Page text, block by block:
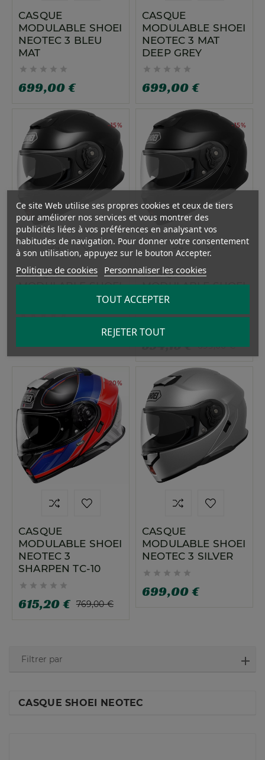
CASQUE
MODULABLE SHOEI
NEOTEC 3 BLEU
MAT
    
699,00 €
CASQUE
MODULABLE SHOEI
NEOTEC 3 MAT
DEEP GREY
    
699,00 €
-15%
CASQUE
MODULABLE SHOEI
NEOTEC 3 NOIR

669,00 €
-15%
CASQUE
MODULABLE SHOEI
NEOTEC 3 NOIR
 
594,15 € 699,00 €
-20%
CASQUE
MODULABLE SHOEI
NEOTEC 3
SHARPEN TC-10
    
615,20 € 769,00 €
CASQUE
MODULABLE SHOEI
NEOTEC 3 SILVER
    
699,00 €
Filtrer par
CASQUE SHOEI NEOTEC
Ce site Web utilise ses propres cookies et ceux de tiers
pour améliorer nos services et vous montrer des
publicités liées à vos préférences en analysant vos
habitudes de navigation. Pour donner votre consentement
à son utilisation, appuyez sur le bouton Accepter.
Politique de cookies Personnaliser les cookies
REJETER TOUT
TOUT ACCEPTER